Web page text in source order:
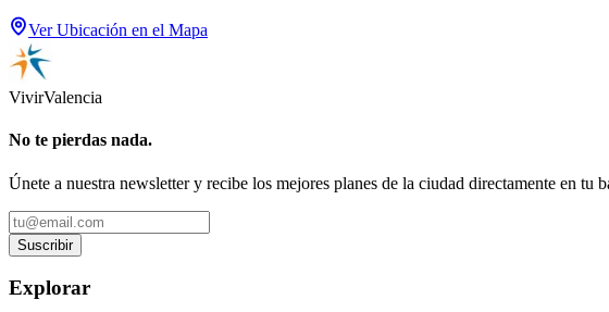
Ver Ubicación en el Mapa
VivirValencia
No te pierdas nada.
Únete a nuestra newsletter y recibe los mejores planes de la ciudad directamente en tu
Suscribir
Explorar